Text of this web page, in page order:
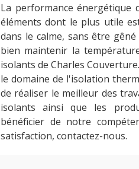
La performance énergétique
éléments dont le plus utile
dans le calme, sans être
bien maintenir la
isolants de Charles
le domaine de l'isolation
de réaliser le meilleur des
isolants ainsi que les
bénéficier de notre
satisfaction, contactez-nous.